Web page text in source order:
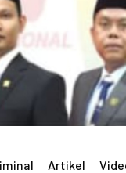
Artikel